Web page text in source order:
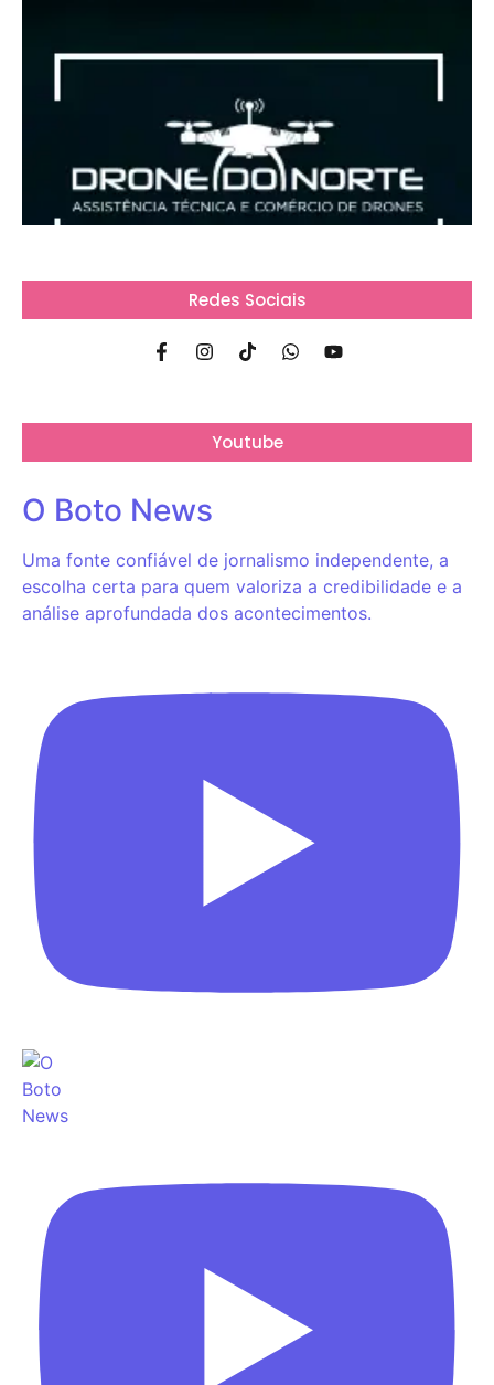
Redes Sociais
Youtube
O Boto News
Uma fonte confiável de jornalismo independente, a
escolha certa para quem valoriza a credibilidade e a
análise aprofundada dos acontecimentos.